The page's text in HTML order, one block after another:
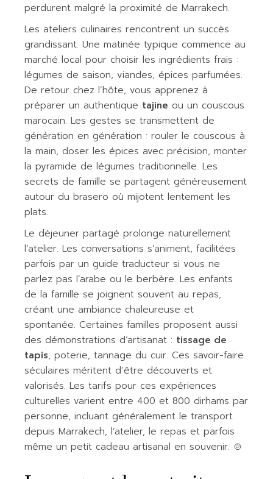
perdurent malgré la proximité de Marrakech.
Les ateliers culinaires rencontrent un succès
grandissant. Une matinée typique commence au
marché local pour choisir les ingrédients frais :
légumes de saison, viandes, épices parfumées.
De retour chez l’hôte, vous apprenez à
préparer un authentique tajine ou un couscous
marocain. Les gestes se transmettent de
génération en génération : rouler le couscous à
la main, doser les épices avec précision, monter
la pyramide de légumes traditionnelle. Les
secrets de famille se partagent généreusement
autour du brasero où mijotent lentement les
plats.
Le déjeuner partagé prolonge naturellement
l’atelier. Les conversations s’animent, facilitées
parfois par un guide traducteur si vous ne
parlez pas l’arabe ou le berbère. Les enfants
de la famille se joignent souvent au repas,
créant une ambiance chaleureuse et
spontanée. Certaines familles proposent aussi
des démonstrations d’artisanat : tissage de
tapis, poterie, tannage du cuir. Ces savoir-faire
séculaires méritent d’être découverts et
valorisés. Les tarifs pour ces expériences
culturelles varient entre 400 et 800 dirhams par
personne, incluant généralement le transport
depuis Marrakech, l’atelier, le repas et parfois
même un petit cadeau artisanal en souvenir. 🍲